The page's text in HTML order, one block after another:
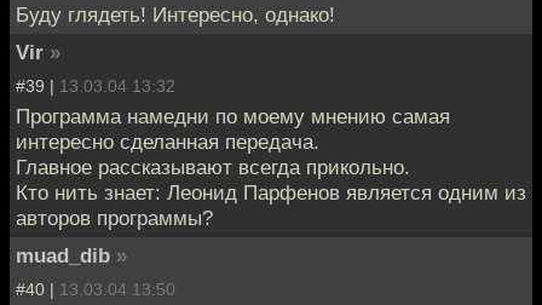
Буду глядеть! Интересно, однако!
Vir »
#39 | 13.03.04 13:32
Программа намедни по моему мнению самая
интересно сделанная передача.
Главное рассказывают всегда прикольно.
Кто нить знает: Леонид Парфенов является одним из
авторов программы?
muad_dib »
#40 | 13.03.04 13:50